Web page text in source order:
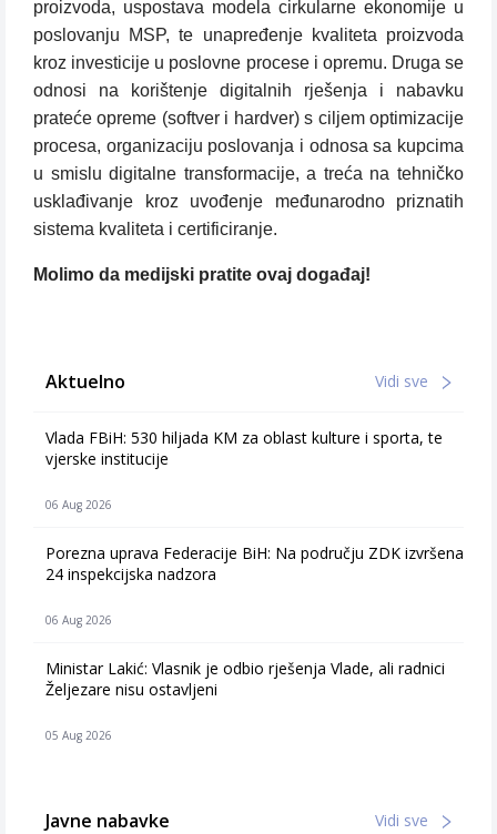
proizvoda, uspostava modela cirkularne ekonomije u
poslovanju MSP, te unapređenje kvaliteta proizvoda
kroz investicije u poslovne procese i opremu. Druga se
odnosi na korištenje digitalnih rješenja i nabavku
prateće opreme (softver i hardver) s ciljem optimizacije
procesa, organizaciju poslovanja i odnosa sa kupcima
u smislu digitalne transformacije, a treća na tehničko
usklađivanje kroz uvođenje međunarodno priznatih
sistema kvaliteta i certificiranje.
Molimo da medijski pratite ovaj događaj!
Aktuelno Vidi sve
Vlada FBiH: 530 hiljada KM za oblast kulture i sporta, te
vjerske institucije
06 Aug 2026
Porezna uprava Federacije BiH: Na području ZDK izvršena
24 inspekcijska nadzora
06 Aug 2026
Ministar Lakić: Vlasnik je odbio rješenja Vlade, ali radnici
Željezare nisu ostavljeni
05 Aug 2026
Javne nabavke Vidi sve